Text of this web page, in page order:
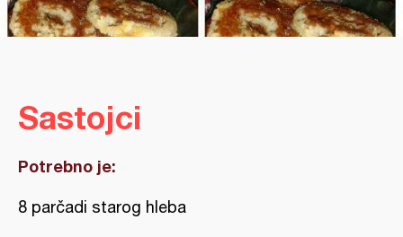
Sastojci
Potrebno je:
8 parčadi starog hleba